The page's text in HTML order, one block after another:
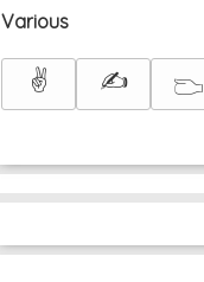
Various
✌ ✍ 𓂬